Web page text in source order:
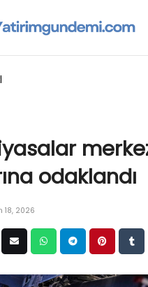
odaklandı
18, 2026